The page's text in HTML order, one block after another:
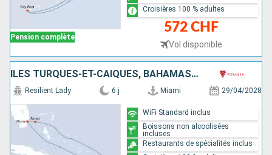
Pension complète
572 CHF
Vol disponible
Croisières 100 % adultes
ÎLES TURQUES-ET-CAÏQUES, BAHAMAS, ÉTATS-UNIS
Resilient Lady 6 j Miami 29/04/2028
WiFi Standard inclus
Boissons non alcoolisées
incluses
Restaurants de spécialités inclus